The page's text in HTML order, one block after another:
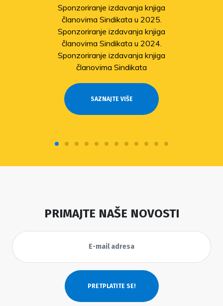
Sponzoriranje izdavanja knjiga
članovima Sindikata u 2025.
Sponzoriranje izdavanja knjiga
članovima Sindikata u 2024.
Sponzoriranje izdavanja knjiga
članovima Sindikata
SAZNAJTE VIŠE
PRIMAJTE NAŠE NOVOSTI